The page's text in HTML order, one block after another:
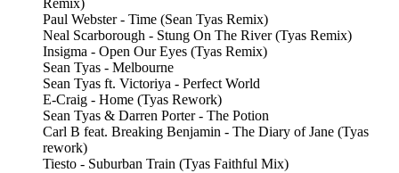
Remix)
Paul Webster - Time (Sean Tyas Remix)
Neal Scarborough - Stung On The River (Tyas Remix)
Insigma - Open Our Eyes (Tyas Remix)
Sean Tyas - Melbourne
Sean Tyas ft. Victoriya - Perfect World
E-Craig - Home (Tyas Rework)
Sean Tyas & Darren Porter - The Potion
Carl B feat. Breaking Benjamin - The Diary of Jane (Tyas
rework)
Tiesto - Suburban Train (Tyas Faithful Mix)